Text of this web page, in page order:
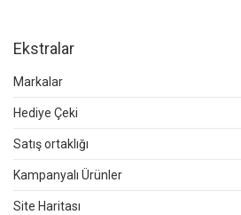
Ekstralar
Markalar
Hediye Çeki
Satış ortaklığı
Kampanyalı Ürünler
Site Haritası